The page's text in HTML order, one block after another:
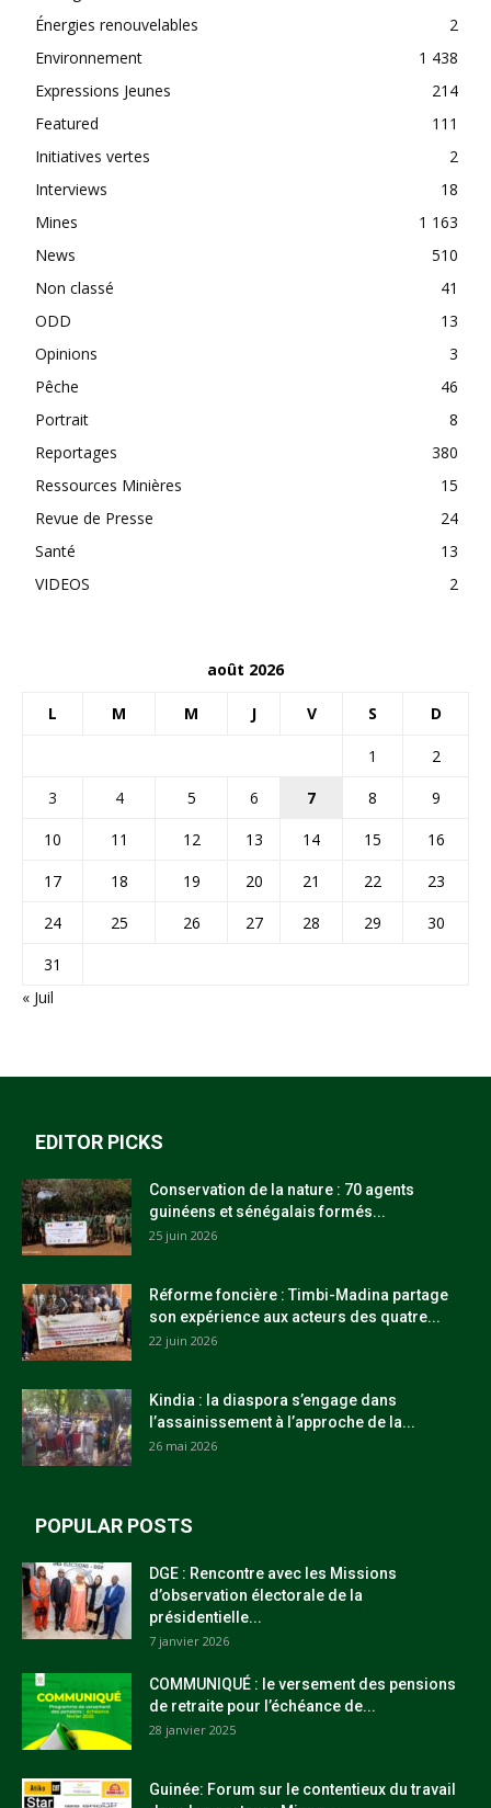
Énergies renouvelables
2
Environnement
1 438
Expressions Jeunes
214
Featured
111
Initiatives vertes
2
Interviews
18
Mines
1 163
News
510
Non classé
41
ODD
13
Opinions
3
Pêche
46
Portrait
8
Reportages
380
Ressources Minières
15
Revue de Presse
24
Santé
13
VIDEOS
2
août 2026
L M M J V S D
1
2
3
4 5 6 7 8
9
10
11 12 13 14 15
16
17
18 19 20 21 22
23
24
25 26 27 28 29
30
31
« Juil
EDITOR PICKS
Conservation de la nature : 70 agents
guinéens et sénégalais formés...
25 juin 2026
Réforme foncière : Timbi-Madina partage
son expérience aux acteurs des quatre...
22 juin 2026
Kindia : la diaspora s’engage dans
l’assainissement à l’approche de la...
26 mai 2026
POPULAR POSTS
DGE : Rencontre avec les Missions
d’observation électorale de la
présidentielle...
7 janvier 2026
COMMUNIQUÉ : le versement des pensions
de retraite pour l’échéance de...
28 janvier 2025
Guinée: Forum sur le contentieux du travail